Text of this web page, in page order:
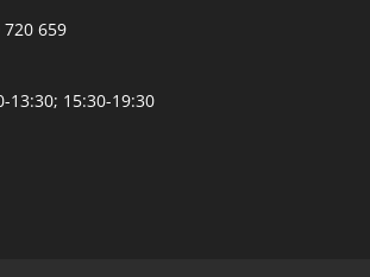
659
13:30; 15:30-19:30